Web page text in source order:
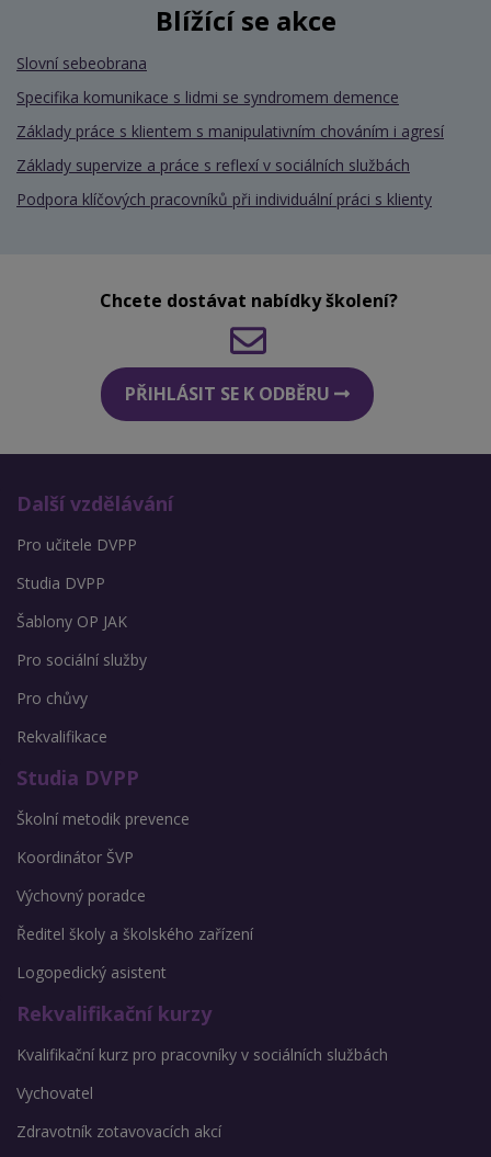
Blížící se akce
Slovní sebeobrana
Specifika komunikace s lidmi se syndromem demence
Základy práce s klientem s manipulativním chováním i agresí
Základy supervize a práce s reflexí v sociálních službách
Podpora klíčových pracovníků při individuální práci s klienty
Chcete dostávat nabídky školení?
PŘIHLÁSIT SE K ODBĚRU
Další vzdělávání
Pro učitele DVPP
Studia DVPP
Šablony OP JAK
Pro sociální služby
Pro chůvy
Rekvalifikace
Studia DVPP
Školní metodik prevence
Koordinátor ŠVP
Výchovný poradce
Ředitel školy a školského zařízení
Logopedický asistent
Rekvalifikační kurzy
Kvalifikační kurz pro pracovníky v sociálních službách
Vychovatel
Zdravotník zotavovacích akcí